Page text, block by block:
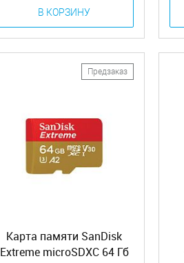
В КОРЗИНУ
Предзаказ
Карта памяти SanDisk
Extreme microSDXC 64 Гб